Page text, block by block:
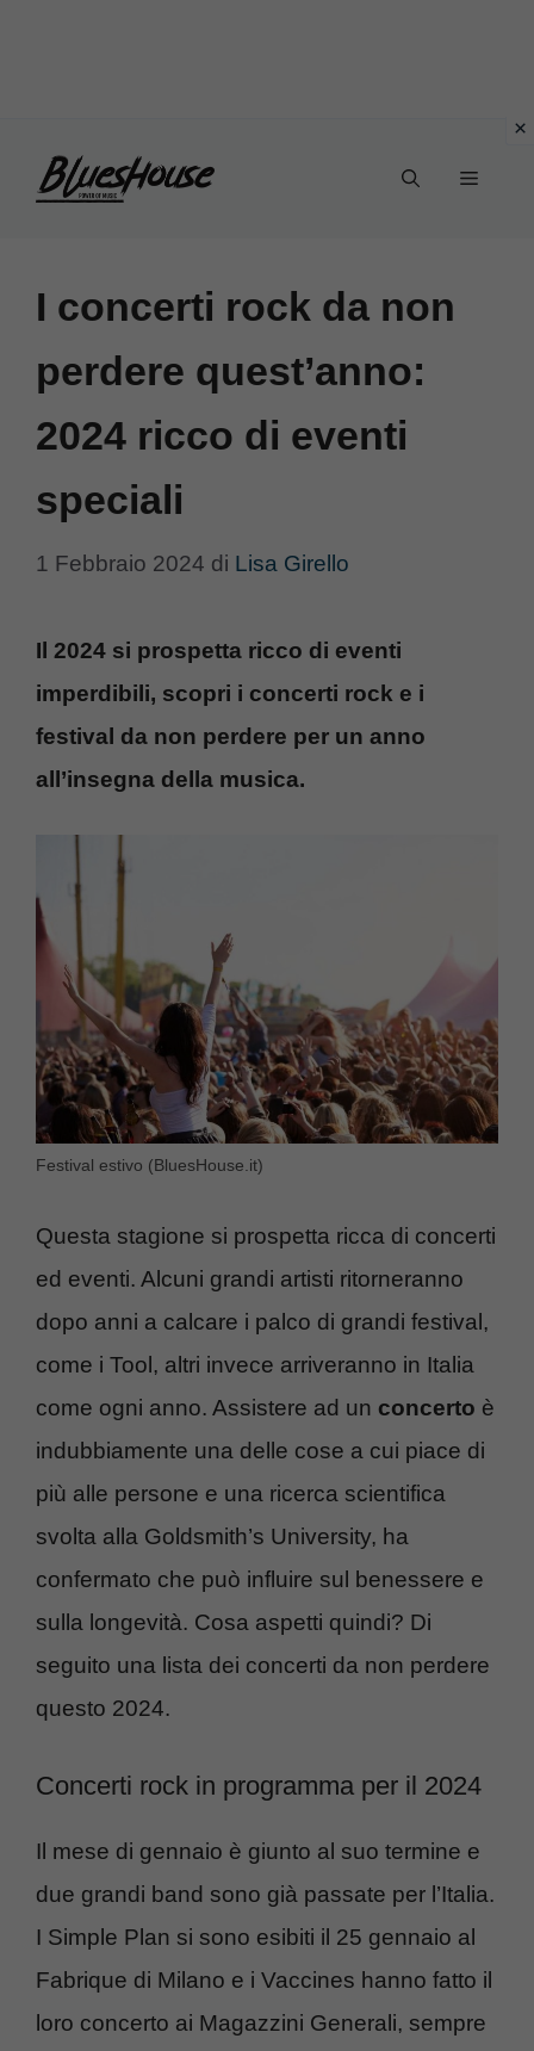
Menu
I concerti rock da non
perdere quest’anno:
2024 ricco di eventi
speciali
1 Febbraio 2024 di Lisa Girello
Il 2024 si prospetta ricco di eventi
imperdibili, scopri i concerti rock e i
festival da non perdere per un anno
all’insegna della musica.
Festival estivo (BluesHouse.it)
Questa stagione si prospetta ricca di concerti
ed eventi. Alcuni grandi artisti ritorneranno
dopo anni a calcare i palco di grandi festival,
come i Tool, altri invece arriveranno in Italia
come ogni anno. Assistere ad un concerto è
indubbiamente una delle cose a cui piace di
più alle persone e una ricerca scientifica
svolta alla Goldsmith’s University, ha
confermato che può influire sul benessere e
sulla longevità. Cosa aspetti quindi? Di
seguito una lista dei concerti da non perdere
questo 2024.
Concerti rock in programma per il 2024
Il mese di gennaio è giunto al suo termine e
due grandi band sono già passate per l’Italia.
I Simple Plan si sono esibiti il 25 gennaio al
Fabrique di Milano e i Vaccines hanno fatto il
loro concerto ai Magazzini Generali, sempre